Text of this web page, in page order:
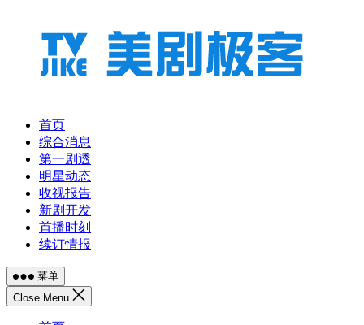
首页
综合消息
第一剧透
明星动态
收视报告
新剧开发
首播时刻
续订情报
菜单
Close Menu